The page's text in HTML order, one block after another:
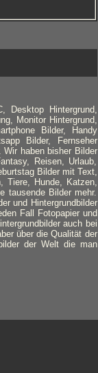
Desktop Hintergrund,
Monitor Hintergrund,
Bilder, Handy
Bilder, Fernseher
Wir haben bisher Bilder
Reisen, Urlaub,
Bilder mit Text,
Tiere, Hunde, Katzen,
tausende Bilder mehr.
und Hintergrundbilder
Fall Fotopapier und
auch bei
über die Qualität der
der Welt die man